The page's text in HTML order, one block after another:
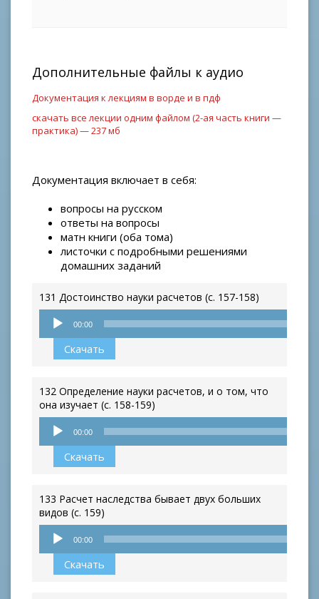
Дополнительные файлы к аудио
Документация к лекциям в ворде и в пдф
cкачать все лекции одним файлом (2-ая часть книги —
практика) — 237 мб
Документация включает в себя:
вопросы на русском
ответы на вопросы
матн книги (оба тома)
листочки с подробными решениями
домашних заданий
131 Достоинство науки расчетов (с. 157-158)
Аудиоплеер
00:00
Скачать
132 Определение науки расчетов, и о том, что
она изучает (с. 158-159)
Аудиоплеер
00:00
Скачать
133 Расчет наследства бывает двух больших
видов (с. 159)
Аудиоплеер
00:00
Скачать